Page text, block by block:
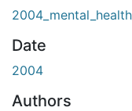
Date
2004
Authors